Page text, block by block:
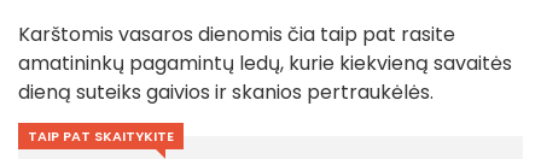
Karštomis vasaros dienomis čia taip pat rasite
amatininkų pagamintų ledų, kurie kiekvieną savaitės
dieną suteiks gaivios ir skanios pertraukėlės.
TAIP PAT SKAITYKITE